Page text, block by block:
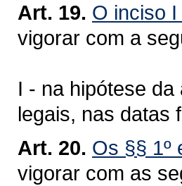
Art. 19. O inciso
vigorar com a
I - na hipótese da
legais, nas datas
Art. 20. Os §§ 1º
vigorar com as